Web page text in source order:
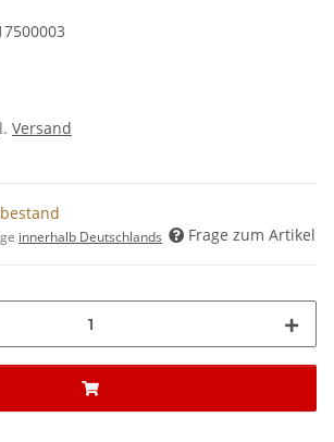
Versand
innerhalb Deutschlands Frage zum Artikel